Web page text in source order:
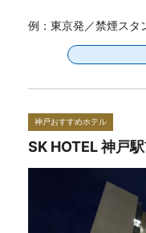
例：東京発／禁煙スタ
神戸おすすめホテル
SK HOTEL 神戸